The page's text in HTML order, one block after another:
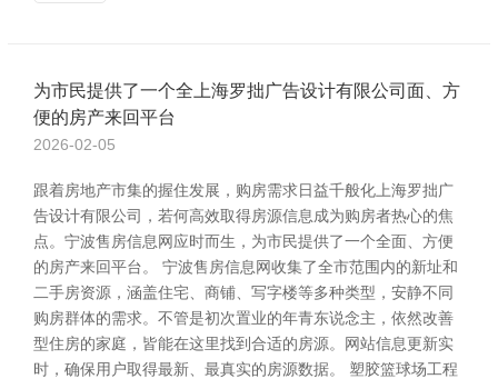
为市民提供了一个全上海罗拙广告设计有限公司面、方
便的房产来回平台
2026-02-05
跟着房地产市集的握住发展，购房需求日益千般化上海罗拙广
告设计有限公司，若何高效取得房源信息成为购房者热心的焦
点。宁波售房信息网应时而生，为市民提供了一个全面、方便
的房产来回平台。 宁波售房信息网收集了全市范围内的新址和
二手房资源，涵盖住宅、商铺、写字楼等多种类型，安静不同
购房群体的需求。不管是初次置业的年青东说念主，依然改善
型住房的家庭，皆能在这里找到合适的房源。网站信息更新实
时，确保用户取得最新、最真实的房源数据。 塑胶篮球场工程